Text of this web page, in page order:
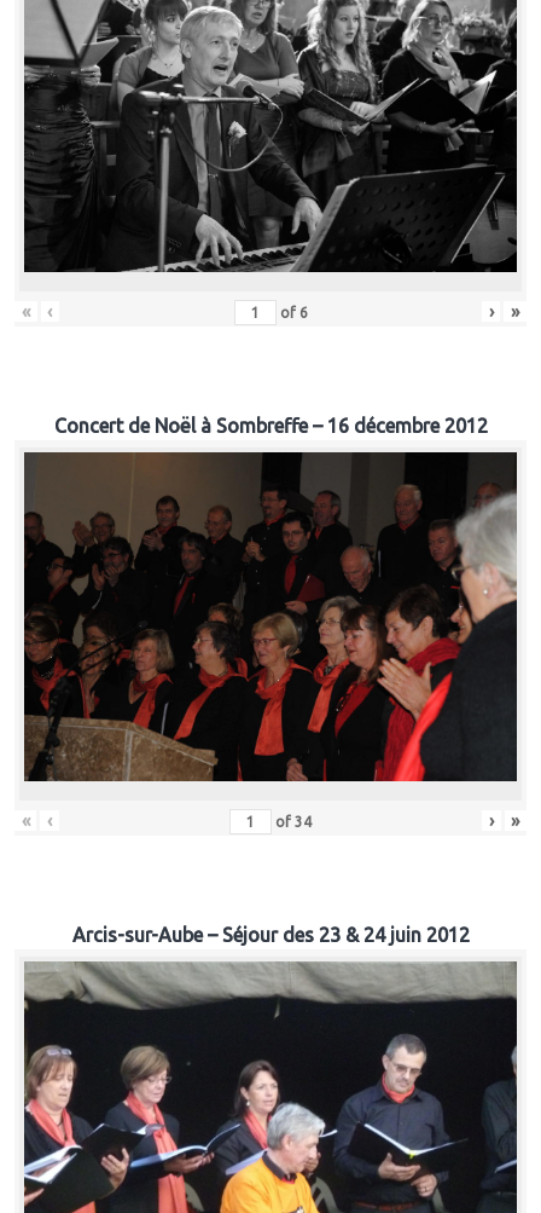
« ‹ of 6 › »
Concert de Noël à Sombreffe – 16 décembre 2012
« ‹ of 34 › »
Arcis-sur-Aube – Séjour des 23 & 24 juin 2012